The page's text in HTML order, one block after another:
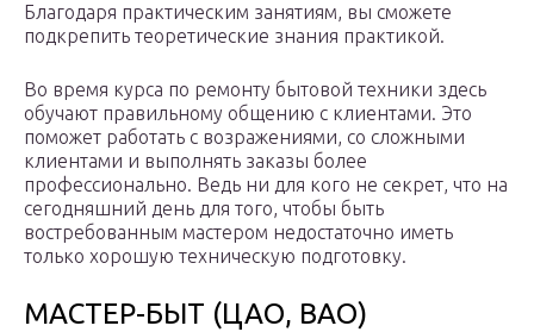
Благодаря практическим занятиям, вы сможете
подкрепить теоретические знания практикой.
Во время курса по ремонту бытовой техники здесь
обучают правильному общению с клиентами. Это
поможет работать с возражениями, со сложными
клиентами и выполнять заказы более
профессионально. Ведь ни для кого не секрет, что на
сегодняшний день для того, чтобы быть
востребованным мастером недостаточно иметь
только хорошую техническую подготовку.
МАСТЕР-БЫТ (ЦАО, ВАО)